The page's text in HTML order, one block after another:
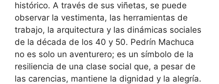
histórico. A través de sus viñetas, se puede
observar la vestimenta, las herramientas de
trabajo, la arquitectura y las dinámicas sociales
de la década de los 40 y 50. Pedrín Machuca
no es solo un aventurero; es un símbolo de la
resiliencia de una clase social que, a pesar de
las carencias, mantiene la dignidad y la alegría.